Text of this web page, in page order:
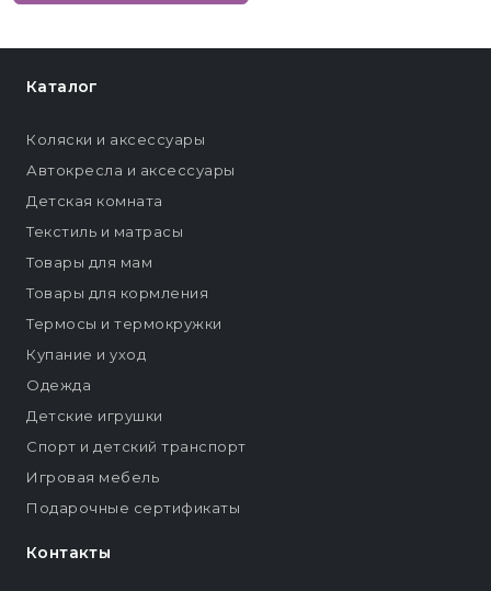
Контакты
Каталог
Коляски и аксессуары
Автокресла и аксессуары
Детская комната
Текстиль и матрасы
Товары для мам
Товары для кормления
Термосы и термокружки
Купание и уход
Одежда
Детские игрушки
Спорт и детский транспорт
Игровая мебель
Подарочные сертификаты